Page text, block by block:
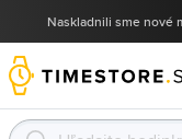
Naskladnili sme